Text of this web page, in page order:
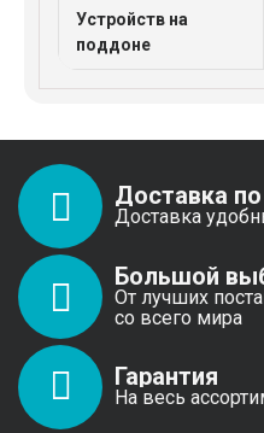
Устройств на
поддоне
Доставка
Доставка
Большой
От лучших
со всего мира
Гарантия
На весь